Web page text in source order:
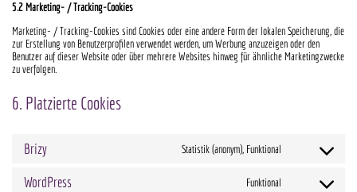
5.2 Marketing- / Tracking-Cookies
Marketing- / Tracking-Cookies sind Cookies oder eine andere Form der lokalen Speicherung, die
zur Erstellung von Benutzerprofilen verwendet werden, um Werbung anzuzeigen oder den
Benutzer auf dieser Website oder über mehrere Websites hinweg für ähnliche Marketingzwecke
zu verfolgen.
6. Platzierte Cookies
Brizy Statistik (anonym), Funktional
WordPress Funktional